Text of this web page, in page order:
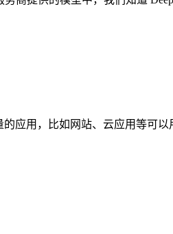
应用，比如网站、云应用等可